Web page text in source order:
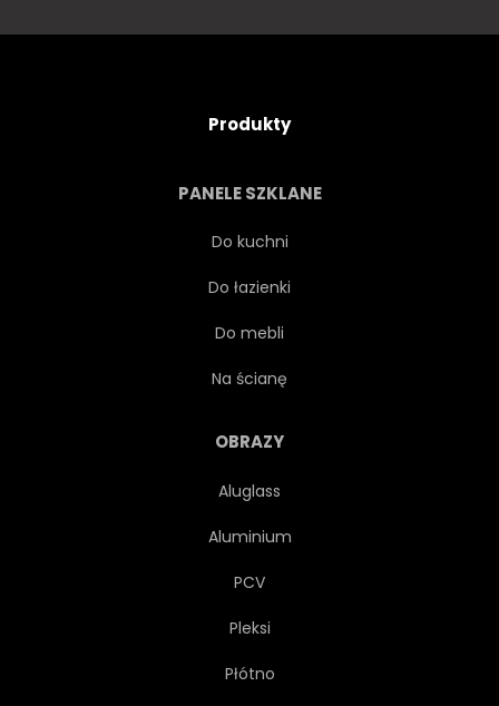
Produkty
PANELE SZKLANE
Do kuchni
Do łazienki
Do mebli
Na ścianę
OBRAZY
Aluglass
Aluminium
PCV
Pleksi
Płótno